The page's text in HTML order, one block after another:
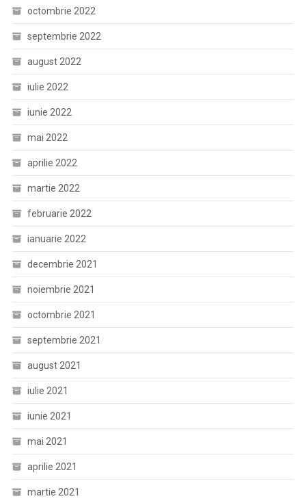
octombrie 2022
septembrie 2022
august 2022
iulie 2022
iunie 2022
mai 2022
aprilie 2022
martie 2022
februarie 2022
ianuarie 2022
decembrie 2021
noiembrie 2021
octombrie 2021
septembrie 2021
august 2021
iulie 2021
iunie 2021
mai 2021
aprilie 2021
martie 2021